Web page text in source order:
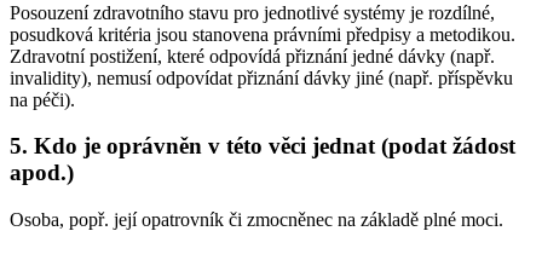
Posouzení zdravotního stavu pro jednotlivé systémy je rozdílné,
posudková kritéria jsou stanovena právními předpisy a metodikou.
Zdravotní postižení, které odpovídá přiznání jedné dávky (např.
invalidity), nemusí odpovídat přiznání dávky jiné (např. příspěvku
na péči).
5. Kdo je oprávněn v této věci jednat (podat žádost
apod.)
Osoba, popř. její opatrovník či zmocněnec na základě plné moci.